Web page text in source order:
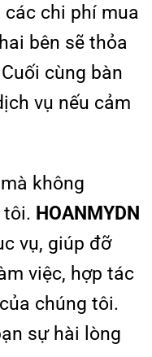
chi phí mua
bên sẽ thỏa
cùng bàn
vụ nếu cảm
không
tôi. HOANMYDN
vụ, giúp đỡ
việc, hợp tác
chúng tôi.
sự hài lòng